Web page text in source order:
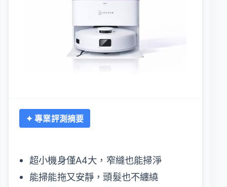
✦ 專業評測摘要
超小機身僅A4大，窄縫也能掃淨
能掃能拖又安靜，頭髮也不纏繞